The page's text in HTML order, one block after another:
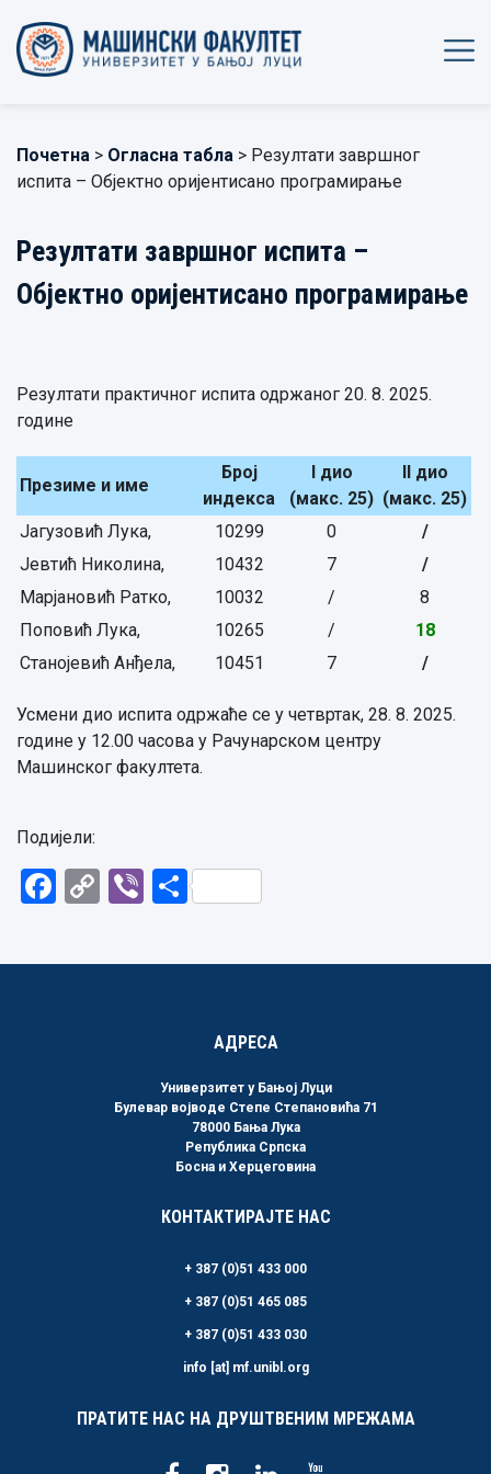
Почетна > Огласна табла > Резултати завршног
испита – Објектно оријентисано програмирање
Резултати завршног испита –
Објектно оријентисано програмирање
Резултати практичног испита одржаног 20. 8. 2025.
године
Презиме и име
Број
индекса
I дио
(макс. 25)
II дио
(макс. 25)
Јагузовић Лука,
10299 0
/
Јевтић Николина,
10432 7
/
Марјановић Ратко,
10032 /
8
Поповић Лука,
10265 /
18
Станојевић Анђела,
10451 7 /
Усмени дио испита одржаће се у четвртак, 28. 8. 2025.
године у 12.00 часова у Рачунарском центру
Машинског факултета.
Подијели:
Facebook
CopyViberShare
АДРЕСА
Универзитет у Бањој Луци
Булевар војводе Степе Степановића 71
78000 Бања Лука
Република Српска
Босна и Херцеговина
КОНТАКТИРАЈТЕ НАС
+ 387 (0)51 433 000
+ 387 (0)51 465 085
+ 387 (0)51 433 030
info [at] mf.unibl.org
ПРАТИТЕ НАС НА ДРУШТВЕНИМ МРЕЖАМА